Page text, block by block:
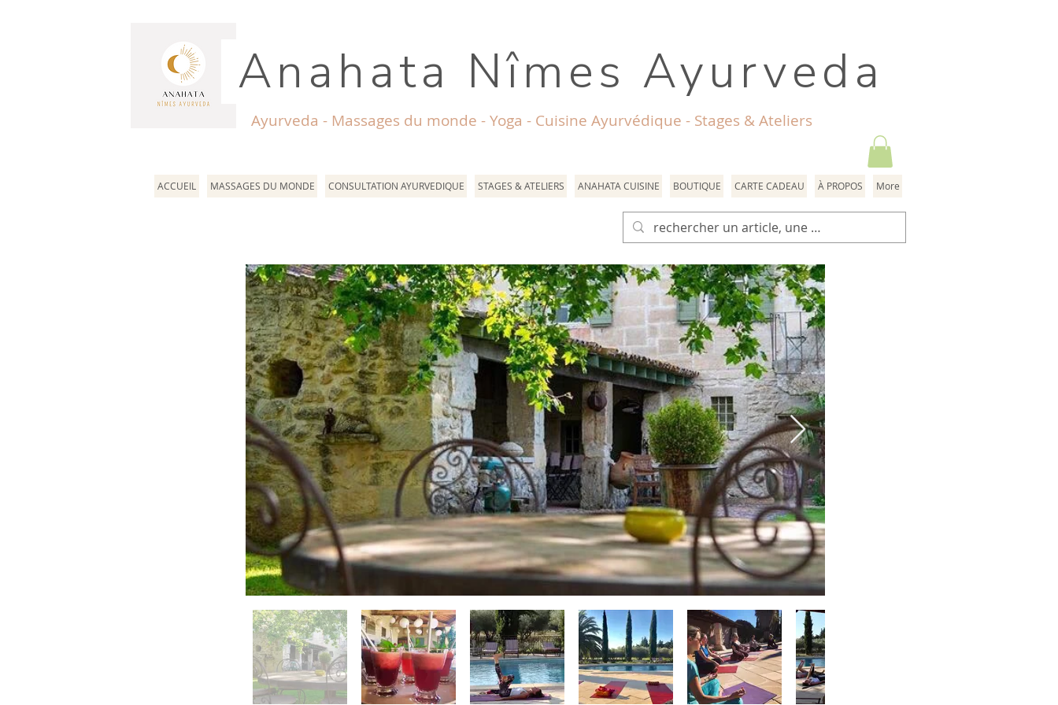
Anahata Nîmes Ayurveda
Ayurveda - Massages du monde - Yoga - Cuisine Ayurvédique - Stages & Ateliers
ACCUEIL MASSAGES DU MONDE CONSULTATION AYURVEDIQUE STAGES & ATELIERS ANAHATA CUISINE BOUTIQUE CARTE CADEAU À PROPOS More